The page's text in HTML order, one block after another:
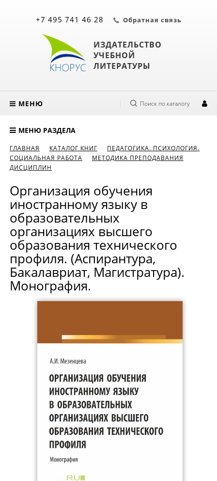
ИЗДАТЕЛЬСТВО
УЧЕБНОЙ
ЛИТЕРАТУРЫ
+7 495 741 46 28 Обратная связь
МЕНЮ Поиск по каталогу
МЕНЮ РАЗДЕЛА
ГЛАВНАЯ КАТАЛОГ КНИГ
ПЕДАГОГИКА. ПСИХОЛОГИЯ.
СОЦИАЛЬНАЯ РАБОТА
МЕТОДИКА ПРЕПОДАВАНИЯ
ДИСЦИПЛИН
Организация обучения
иностранному языку в
образовательных
организациях высшего
образования технического
профиля. (Аспирантура,
Бакалавриат, Магистратура).
Монография.